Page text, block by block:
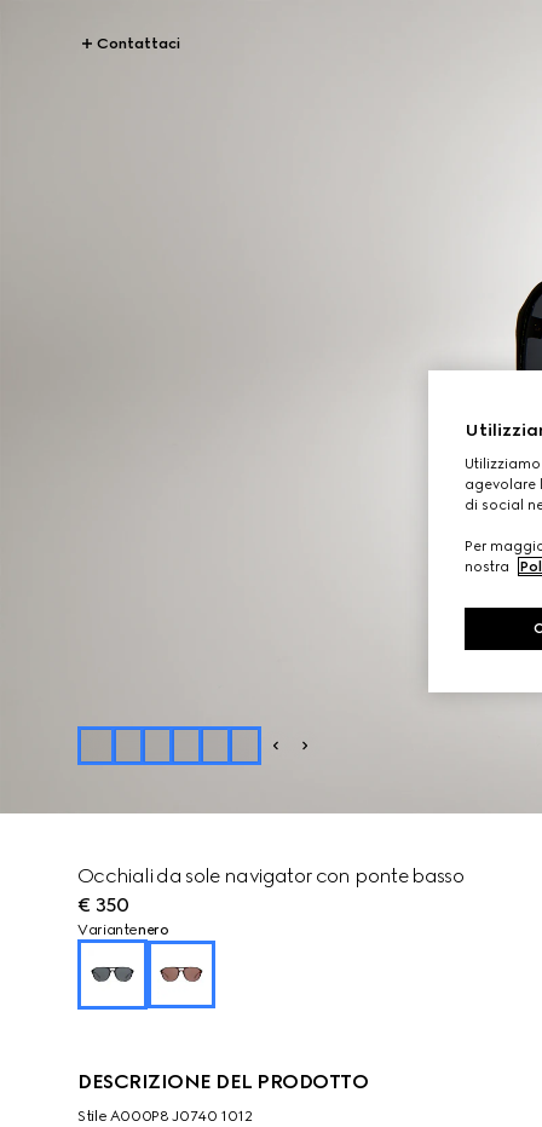
Contattaci
Occhiali da sole navigator con ponte basso
€ 350
Variantenero
DESCRIZIONE DEL PRODOTTO
Stile ‎A000P8 J0740 1012
agevolare
di social
Per
nostra